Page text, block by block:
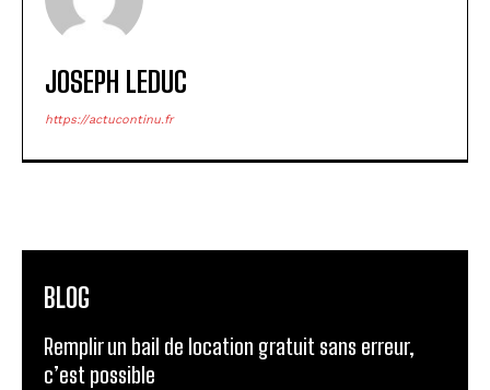
JOSEPH LEDUC
https://actucontinu.fr
BLOG
Remplir un bail de location gratuit sans erreur,
c’est possible